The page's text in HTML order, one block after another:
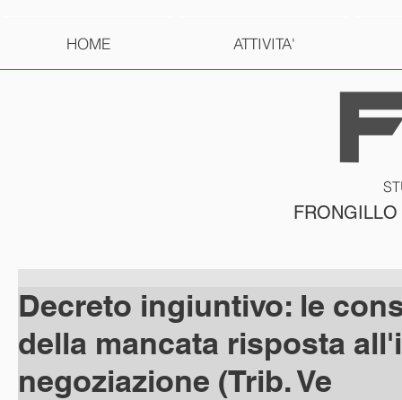
HOME ATTIVITA'
Decreto ingiuntivo: le
della mancata risposta
negoziazione (Trib. Ve